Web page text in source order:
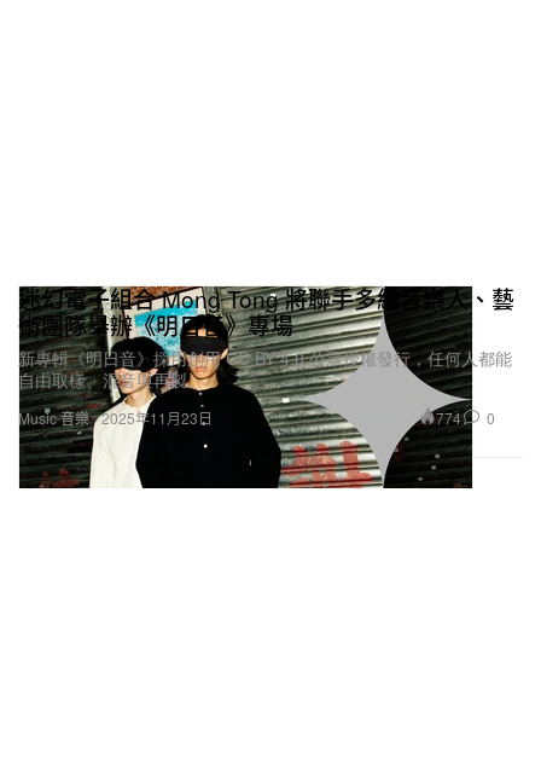
Music 音樂
迷幻電子組合 Mong Tong 將聯手多組音樂人、藝
術團隊舉辦《明日音》專場
新專輯《明日音》採用創用 CC BY 4.0 公眾授權發行，任何人都能
自由取樣、混音與再製。
2025年11月23日 774 0